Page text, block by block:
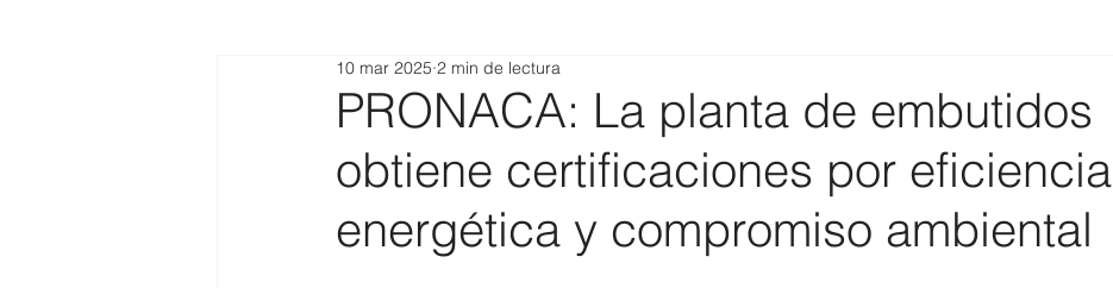
PRONACA: La planta de embutidos
obtiene certificaciones por eficiencia
energética y compromiso ambiental
10 mar 2025 2 min de lectura